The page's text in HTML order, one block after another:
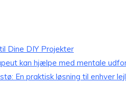
Dine DIY Projekter
kan hjælpe med mentale
En praktisk løsning til enhver